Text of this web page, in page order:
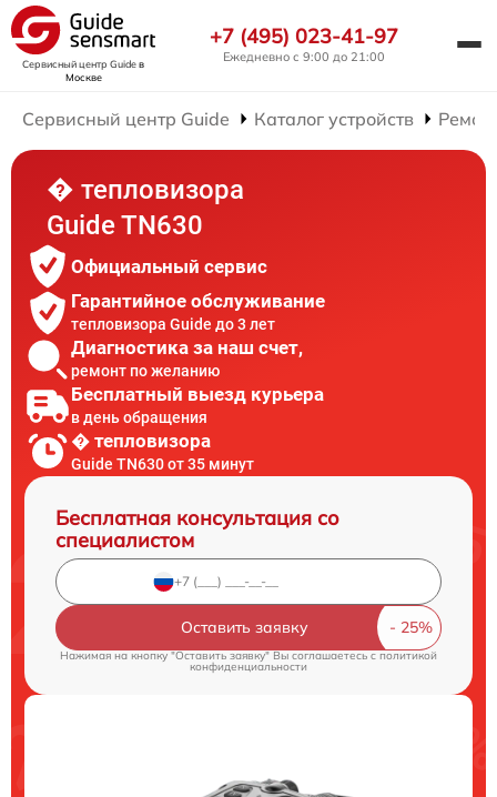
Сервисный центр Guideв
Москве
+7 (495) 023-41-97
Ежедневно с 9:00 до 21:00
Сервисный центр Guide Каталог устройств
� тепловизора
Guide TN630
Официальный сервис
Гарантийное обслуживание
тепловизора Guide до 3 лет
Диагностика за наш счет,
ремонт по желанию
Бесплатный выезд курьера
в день обращения
� тепловизора
Guide TN630 от 35 минут
Бесплатная консультация со
специалистом
Оставить заявку
Нажимая на кнопку "Оставить заявку" Вы соглашаетесь cполитикой
конфиденциальности